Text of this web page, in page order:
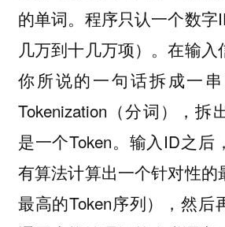
的单词。程序只认一个数字
几万到十几万项）。在输
你所说的一句话拆成一
Tokenization（分词），拆
是一个Token。输入ID之后
有算法计算出一个针对性的
最高的Token序列），然后